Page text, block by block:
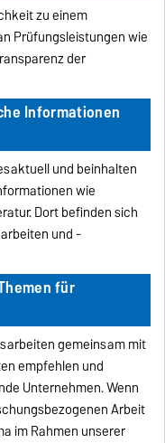
zu einem
Prüfungsleistungen wie
der
Informationen
und beinhalten
wie
Dort befinden sich
und -
für
gemeinsam mit
empfehlen und
Unternehmen. Wenn
Arbeit
im Rahmen unserer